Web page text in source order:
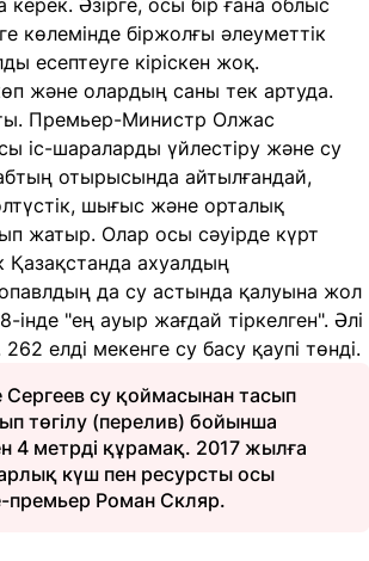
керек. Әзірге, осы бір ғана облыс
көлемінде біржолғы әлеуметтік
есептеуге кіріскен жоқ.
және олардың саны тек артуда.
Премьер-Министр Олжас
іс-шараларды үйлестіру және су
отырысында айтылғандай,
шығыс және орталық
жатыр. Олар осы сәуірде күрт
Қазақстанда ахуалдың
да су астында қалуына жол
"ең ауыр жағдай тіркелген". Әлі
елді мекенге су басу қаупі төнді.
Сергеев су қоймасынан тасып
төгілу (перелив) бойынша
4 метрді құрамақ. 2017 жылға
күш пен ресурсты осы
премьер Роман Скляр.